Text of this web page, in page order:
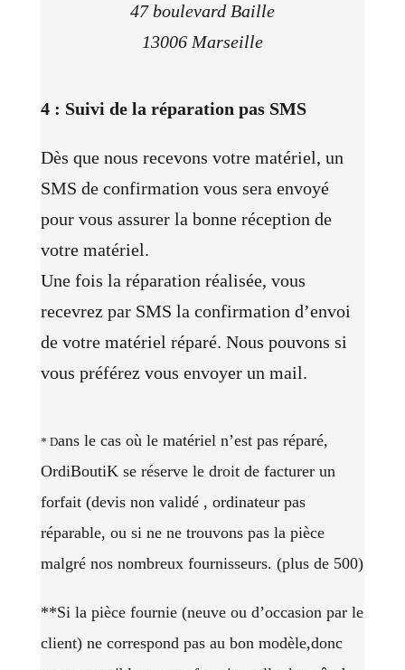
47 boulevard Baille
13006 Marseille
4 : Suivi de la réparation pas SMS
Dès que nous recevons votre matériel, un
SMS de confirmation vous sera envoyé
pour vous assurer la bonne réception de
votre matériel.
Une fois la réparation réalisée, vous
recevrez par SMS la confirmation d’envoi
de votre matériel réparé. Nous pouvons si
vous préférez vous envoyer un mail.
* Dans le cas où le matériel n’est pas réparé,
OrdiBoutiK se réserve le droit de facturer un
forfait (devis non validé , ordinateur pas
réparable, ou si ne ne trouvons pas la pièce
malgré nos nombreux fournisseurs. (plus de 500)
**Si la pièce fournie (neuve ou d’occasion par le
client) ne correspond pas au bon modèle,donc